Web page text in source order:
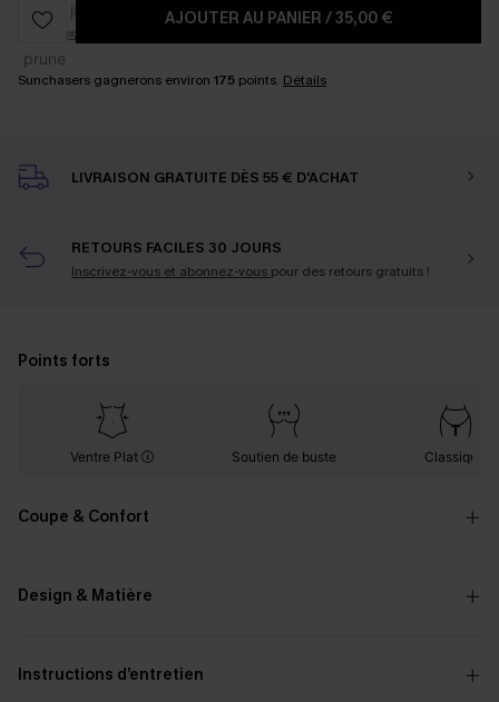
AJOUTER AU PANIER /35,00 €
Sunchasers gagnerons environ 175 points. Détails
LIVRAISON GRATUITE DÈS 55 € D'ACHAT
RETOURS FACILES 30 JOURS
Inscrivez-vous et abonnez-vous pour des retours gratuits !
Points forts
Ventre Plat Soutien de buste Classique
Coupe & Confort
Design & Matière
Instructions d’entretien